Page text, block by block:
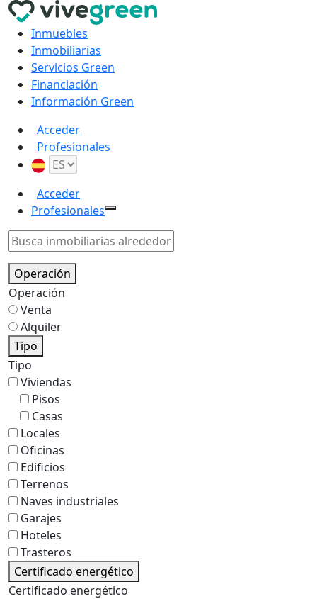
Inmuebles
Inmobiliarias
Servicios Green
Financiación
Información Green
Acceder
Profesionales
Acceder
Profesionales
Operación
Operación
Venta
Alquiler
Tipo
Tipo
Viviendas
Pisos
Casas
Locales
Oficinas
Edificios
Terrenos
Naves industriales
Garajes
Hoteles
Trasteros
Certificado energético
Certificado energético